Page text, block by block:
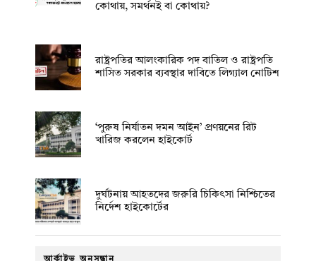
কোথায়, সমর্থনই বা কোথায়?
রাষ্ট্রপতির আলংকারিক পদ বাতিল ও রাষ্ট্রপতি
শাসিত সরকার ব্যবস্থার দাবিতে লিগ্যাল নোটিশ
‘পুরুষ নির্যাতন দমন আইন’ প্রণয়নের রিট
খারিজ করলেন হাইকোর্ট
দুর্ঘটনায় আহতদের জরুরি চিকিৎসা নিশ্চিতের
নির্দেশ হাইকোর্টের